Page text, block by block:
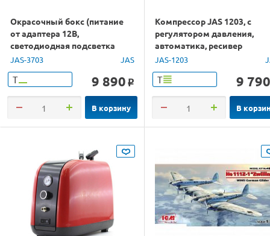
Окрасочный бокс (питание
от адаптера 12В,
светодиодная подсветка
рабочей зоны)
JAS-3703 JAS
Т 9 890 o
В корзину
Компрессор JAS 1203, с
регулятором давления,
автоматика, ресивер
JAS-1203
Т 9 790
В